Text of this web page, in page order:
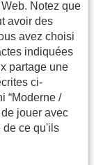
Notez que
avoir des
avez choisi
indiquées
partage une
ci-
“Moderne /
jouer avec
de ce qu'ils